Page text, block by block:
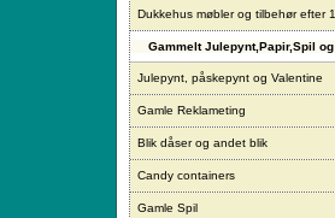
Dukkehus møbler og tilbehør efter
Gammelt Julepynt,Papir,Spil
Julepynt, påskepynt og Valentine
Gamle Reklameting
Blik dåser og andet blik
Candy containers
Gamle Spil